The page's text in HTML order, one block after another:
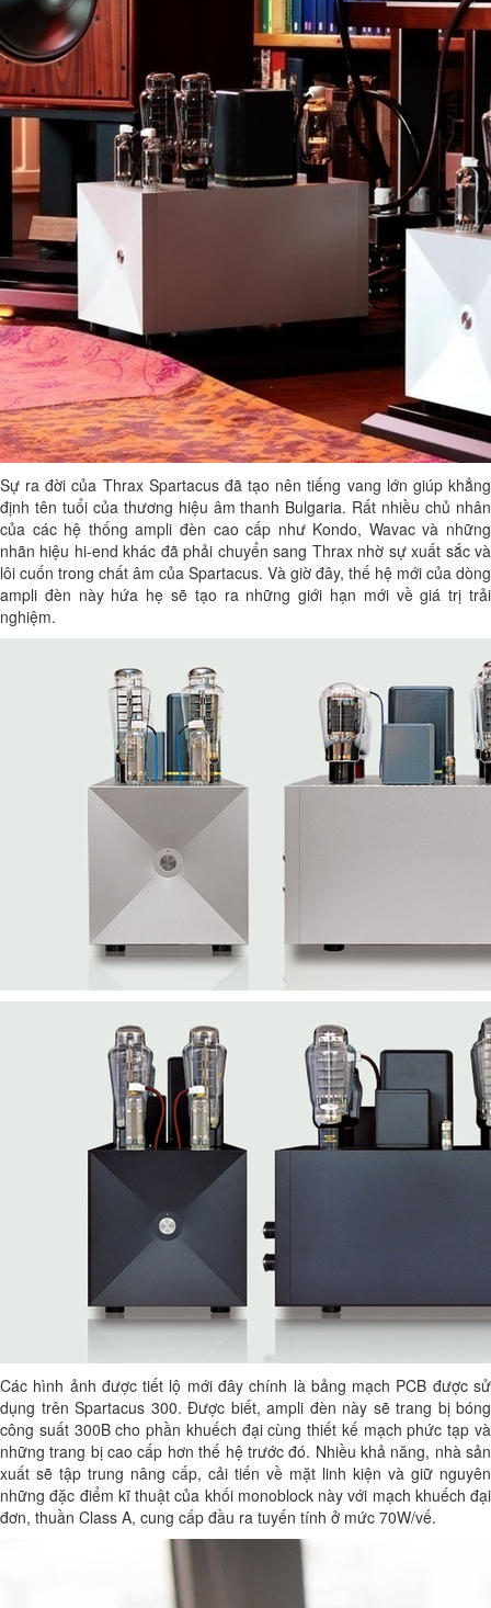
Sự ra đời của Thrax Spartacus đã tạo nên tiếng vang lớn giúp khẳng
định tên tuổi của thương hiệu âm thanh Bulgaria. Rất nhiều chủ nhân
của các hệ thống ampli đèn cao cấp như Kondo, Wavac và những
nhãn hiệu hi-end khác đã phải chuyển sang Thrax nhờ sự xuất sắc và
lôi cuốn trong chất âm của Spartacus. Và giờ đây, thế hệ mới của dòng
ampli đèn này hứa hẹ sẽ tạo ra những giới hạn mới về giá trị trải
nghiệm.
Các hình ảnh được tiết lộ mới đây chính là bảng mạch PCB được sử
dụng trên Spartacus 300. Được biết, ampli đèn này sẽ trang bị bóng
công suất 300B cho phần khuếch đại cùng thiết kế mạch phức tạp và
những trang bị cao cấp hơn thế hệ trước đó. Nhiều khả năng, nhà sản
xuất sẽ tập trung nâng cấp, cải tiến về mặt linh kiện và giữ nguyên
những đặc điểm kĩ thuật của khối monoblock này với mạch khuếch đại
đơn, thuần Class A, cung cấp đầu ra tuyến tính ở mức 70W/vế.